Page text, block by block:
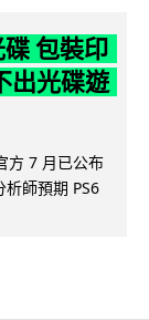
包裝印
出光碟遊
方 7 月已公布
師預期 PS6